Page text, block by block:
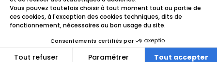
Trouver un emploi
Icône d'illustration
Candidats
Icône d'illustration
Icône d'illustration